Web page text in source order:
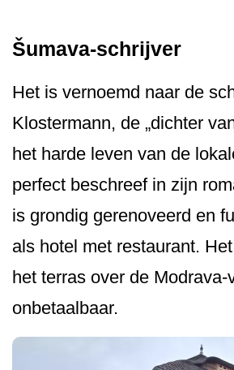
Šumava-schrijver
Het is vernoemd naar de
Klostermann, de „dichter
het harde leven van de
perfect beschreef in zijn
is grondig gerenoveerd en
als hotel met restaurant.
het terras over de Modrava-
onbetaalbaar.